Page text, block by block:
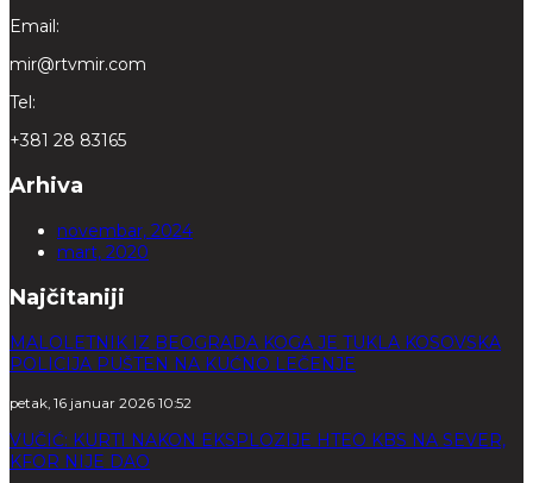
Email:
mir@rtvmir.com
Tel:
+381 28 83165
Arhiva
novembar, 2024
mart, 2020
Najčitaniji
MALOLETNIK IZ BEOGRADA KOGA JE TUKLA KOSOVSKA
POLICIJA PUŠTEN NA KUĆNO LEČENJE
petak, 16 januar 2026 10:52
VUČIĆ: KURTI NAKON EKSPLOZIJE HTEO KBS NA SEVER,
KFOR NIJE DAO